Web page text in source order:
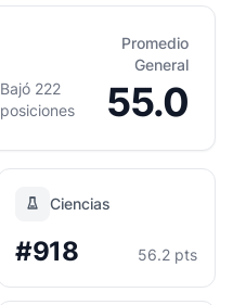
Bajó 222
posiciones
Promedio
General
55.0
Ciencias
#918 56.2 pts